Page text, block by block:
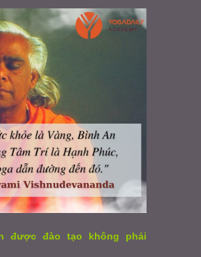
được đào tạo không phải